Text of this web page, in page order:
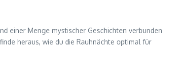
einer Menge mystischer Geschichten verbunden
heraus, wie du die Rauhnächte optimal für